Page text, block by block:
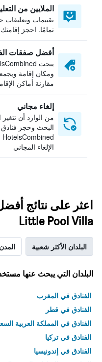
الملايين من
تقييمات وتعليقات
تمامًا. احجز
أفضل صفقات
ومكان إقامة
مقارنة أماكن
إلغاء مجاني
من الوارد أن
البحث وحجز
الإلغاء المجاني
Little Pool Villa
البلدان الأكثر شعبية
البلدان التي يبحث عنها
الفنادق في المغرب
الفنادق في قطر
الفنادق في المملكة العربية
الفنادق في تركيا
الفنادق في إندونيسيا